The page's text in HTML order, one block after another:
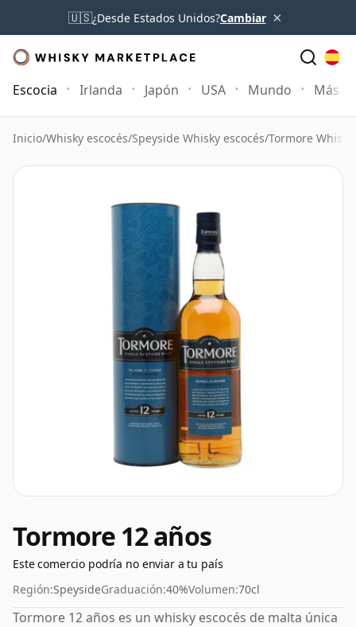
🇺🇸¿Desde Estados Unidos?Cambiar ×
Escocia Irlanda Japón USA Mundo Más
Inicio/Whisky escocés/Speyside Whisky escocés/Tormore Whisky
Tormore 12 años
Este comercio podría no enviar a tu país
Región:SpeysideGraduación:40%Volumen:70cl
Tormore 12 años es un whisky escocés de malta única